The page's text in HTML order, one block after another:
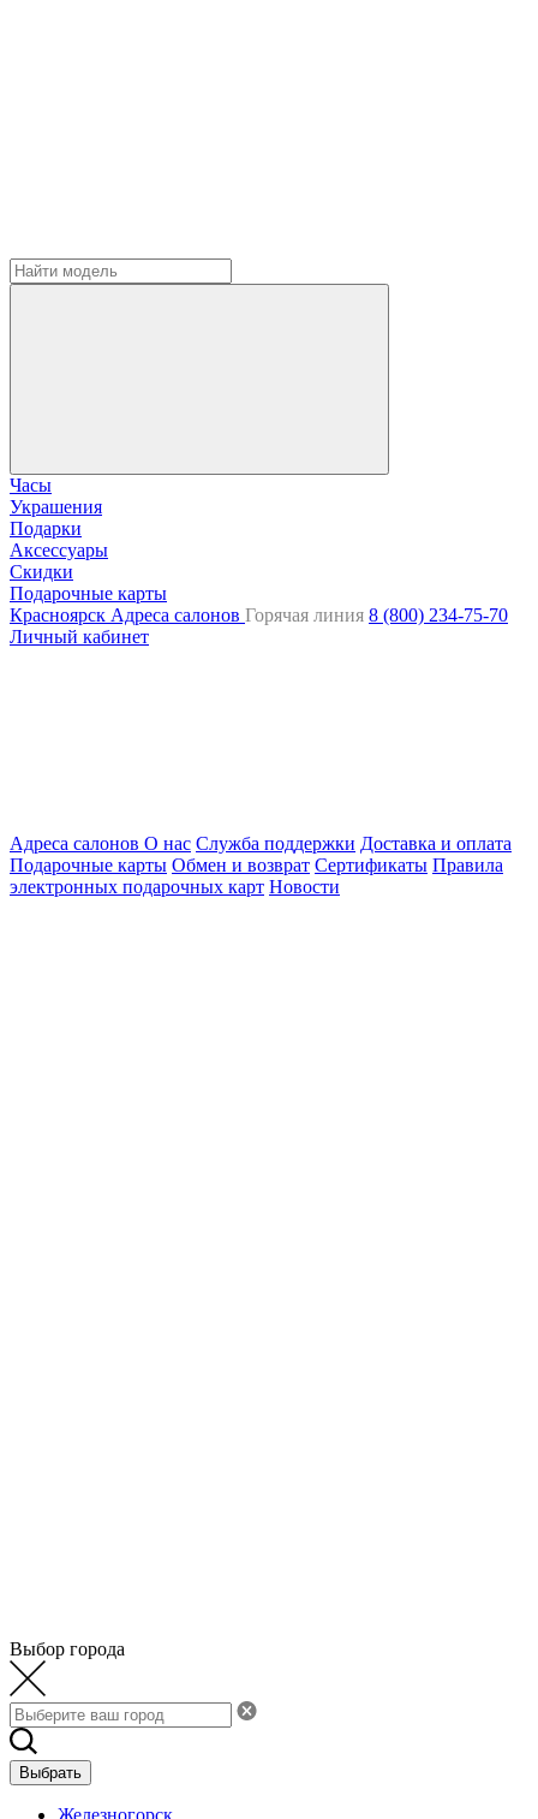
Часы
Украшения
Подарки
Аксессуары
Скидки
Подарочные карты
Красноярск Адреса салонов Горячая линия 8 (800) 234-75-70
Личный кабинет
Адреса салонов О нас Служба поддержки Доставка и оплата
Подарочные карты Обмен и возврат Сертификаты Правила
электронных подарочных карт Новости
Выбор города
Выбрать
Железногорск